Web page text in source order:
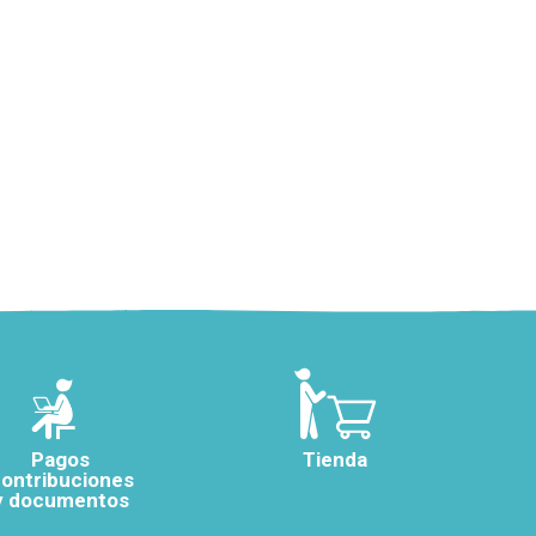
Pagos
documentos
Tienda